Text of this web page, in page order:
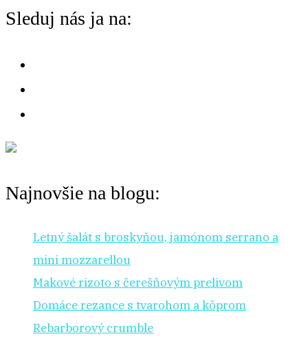
o
na:
Sleduj nás ja na:
Najnovšie na blogu:
Letný šalát s broskyňou, jamónom serrano a
mini mozzarellou
Makové rizoto s čerešňovým prelivom
Domáce rezance s tvarohom a kôprom
Rebarborový crumble